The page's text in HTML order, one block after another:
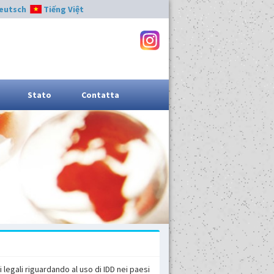
Tiếng Việt
Stato Contatta
riguardando al uso di IDD nei paesi